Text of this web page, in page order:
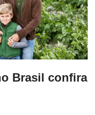
Brasil confira